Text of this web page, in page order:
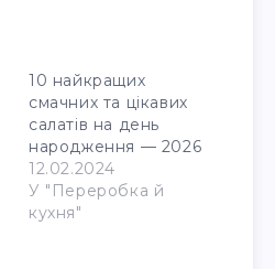
10 найкращих
смачних та цікавих
салатів на день
народження — 2026
12.02.2024
У "Переробка й
кухня"